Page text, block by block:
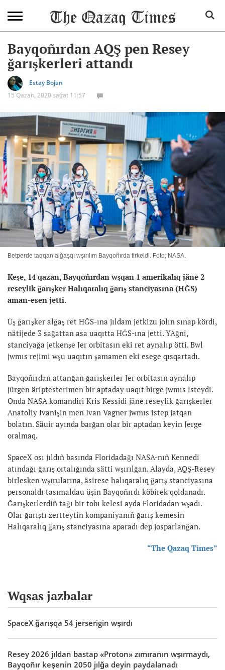
Bayqoñırdan AQŞ pen Resey
ğarışkerleri attandı
Estay Bojan
15 Qazan, 2020 sağat 11:57
Betperde taqqan alğaşqı wşırılım Bayqoñırda tirkeldi. Foto; NASA.
Keşe, 14 qazan, Bayqoñırdan wşqan 1 amerikalıq jäne 2
reseylik ğarışker Halıqaralıq ğarış stanciyasına (HĞS)
aman-esen jetti.
Üş ğarışker alğaş ret HĞS-ına jıldam jetkizu jolın sınap kördi,
nätijede 3 sağattan asa uaqıtta HĞS-ına jetti. YAğni,
stanciyağa jetkenşe Jer orbitasın eki ret aynalıp ötti. Bwl
jwmıs rejimi wşu uaqıtın şamamen eki esege qısqartadı.
Bayqoñırdan attanğan ğarışkerler Jer orbitasın aynalıp
jürgen äriptesterimen bir aptaday uaqıt birge jwmıs isteydi.
Onda NASA komandiri Kris Kessidi jäne reseylik ğarışkerler
Anatoliy Ivanişin men Ivan Vagner jwmıs istep jatqan
bolatın. Säuir ayında barğan olar bir aptadan keyin Jerge
oralmaq.
SpaceX osı jıldıñ basında Floridadağı NASA-nıñ Kennedi
atındağı ğarış ortalığında sätti wşırılğan. Alayda, AQŞ-Resey
birlesken wşırularına, äsirese halıqaralıq ğarış stanciyasına
personaldı tasımaldau üşin Bayqoñırdı köbirek qoldanadı.
Ğarışkerlerdiñ tağı bir tobı kelesi ayda Floridadan wşadı.
Olar ğarıştı zertteytin kompaniyanıñ ğarış kemesin
Halıqaralıq ğarış stanciyasına aparadı dep josparlanğan.
“The Qazaq Times”
Wqsas jazbalar
SpaceX ğarışqa 54 jerserigin wşırdı
Resey 2026 jıldan bastap «Proton» zımıranın wşırmaydı,
Bayqoñır keşenin 2050 jılğa deyin paydalanadı